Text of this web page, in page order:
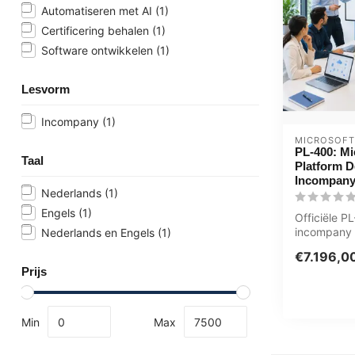
Automatiseren met AI (1)
Certificering behalen (1)
Software ontwikkelen (1)
Lesvorm
Incompany (1)
Taal
Nederlands (1)
Engels (1)
Nederlands en Engels (1)
Prijs
Min Max
MICROSOFT
PL-400:
Platform
Officiële
dagen,